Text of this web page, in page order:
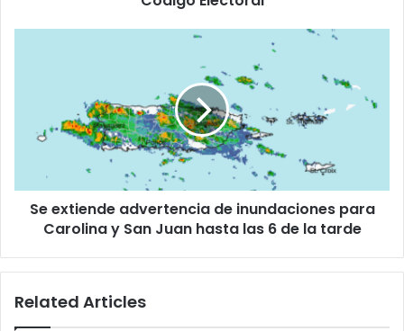
inundaciones
para
San
Juan
la
Se extiende advertencia de inundaciones para
Carolina y San Juan hasta las 6 de la tarde
Related Articles